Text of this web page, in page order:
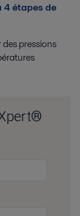
4 étapes de
pressions